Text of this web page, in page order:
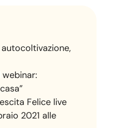
Felice live
2021 alle